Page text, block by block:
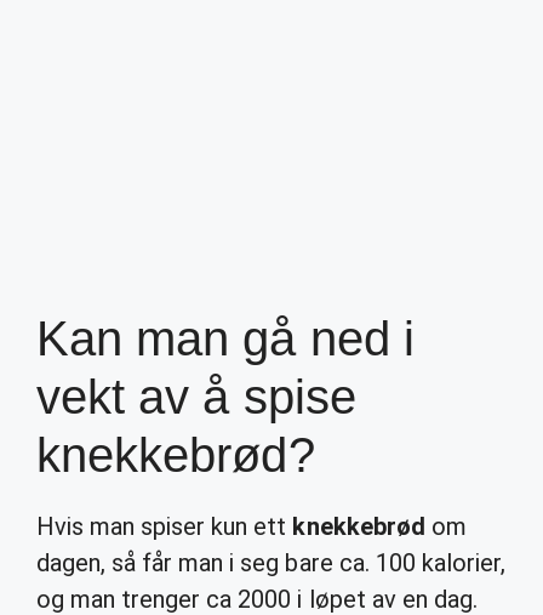
Kan man gå ned i
vekt av å spise
knekkebrød?
Hvis man spiser kun ett knekkebrød om
dagen, så får man i seg bare ca. 100 kalorier,
og man trenger ca 2000 i løpet av en dag.